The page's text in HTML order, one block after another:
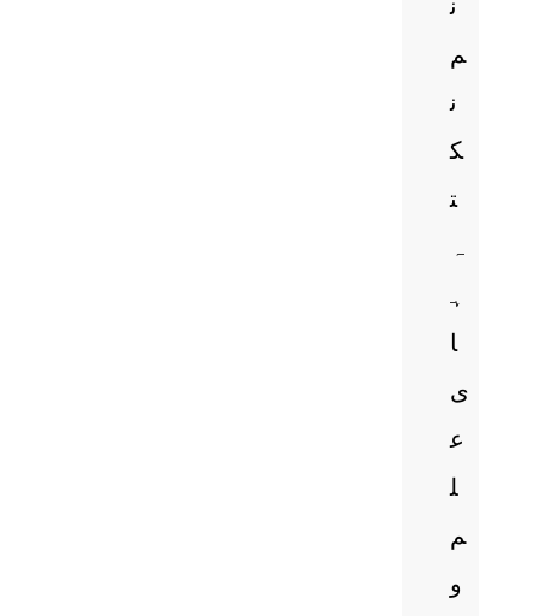
ن
م
ن
ک
ت
ہ
ہ
ا
ی
ع
ل
م
و